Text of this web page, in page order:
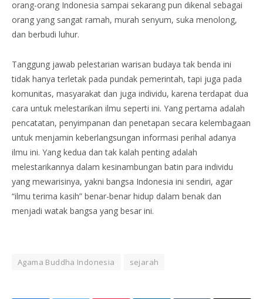
orang-orang Indonesia sampai sekarang pun dikenal sebagai
orang yang sangat ramah, murah senyum, suka menolong,
dan berbudi luhur.
Tanggung jawab pelestarian warisan budaya tak benda ini
tidak hanya terletak pada pundak pemerintah, tapi juga pada
komunitas, masyarakat dan juga individu, karena terdapat dua
cara untuk melestarikan ilmu seperti ini. Yang pertama adalah
pencatatan, penyimpanan dan penetapan secara kelembagaan
untuk menjamin keberlangsungan informasi perihal adanya
ilmu ini. Yang kedua dan tak kalah penting adalah
melestarikannya dalam kesinambungan batin para individu
yang mewarisinya, yakni bangsa Indonesia ini sendiri, agar
“ilmu terima kasih” benar-benar hidup dalam benak dan
menjadi watak bangsa yang besar ini.
Agama Buddha Indonesia sejarah